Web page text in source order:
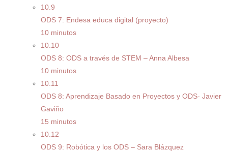
10.9
ODS 7: Endesa educa digital (proyecto)
10 minutos
10.10
ODS 8: ODS a través de STEM – Anna Albesa
10 minutos
10.11
ODS 8: Aprendizaje Basado en Proyectos y ODS- Javier
Gaviño
15 minutos
10.12
ODS 9: Robótica y los ODS – Sara Blázquez